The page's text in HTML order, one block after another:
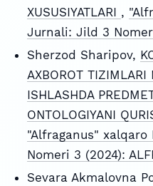
XUSUSIYATLARI ,
Jurnali: Jild 3
Sherzod Sharipov,
AXBOROT TIZIMLARI
ISHLASHDA
ONTOLOGIYANI
"Alfraganus"
Nomeri 3 (2024):
Sevara Akmalovna